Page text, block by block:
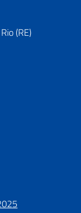
(RE)